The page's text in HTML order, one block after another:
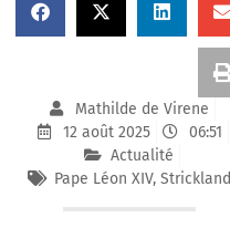
Mathilde de Virene
12 août 2025
06:51
Actualité
Pape Léon XIV, Strickland